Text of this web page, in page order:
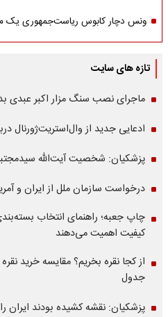
ونس دچار کابوس ریاست‌جمهوری یک
تازه های سایت
ماجرای نصب سنگ مزار اکبر عبدی
ادعایی جدید از وال‌استریت‌ژورنال
پزشکیان: شخصیت آیت‌الله
درخواست سازمان ملل از ایران و
چاپ جعبه؛ راهنمای انتخاب
کیفیت اهمیت می‌دهند
جدول
پزشکیان: نقشه کشیده بودند ایران را ۴۸ ساعته مثل سوریه بگیرند